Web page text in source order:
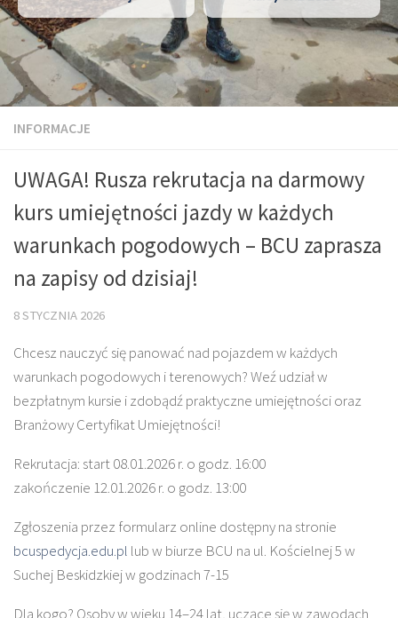
INFORMACJE
UWAGA! Rusza rekrutacja na darmowy
kurs umiejętności jazdy w każdych
warunkach pogodowych – BCU zaprasza
na zapisy od dzisiaj!
8 STYCZNIA 2026
Chcesz nauczyć się panować nad pojazdem w każdych
warunkach pogodowych i terenowych? Weź udział w
bezpłatnym kursie i zdobądź praktyczne umiejętności oraz
Branżowy Certyfikat Umiejętności!
Rekrutacja: start 08.01.2026 r. o godz. 16:00
zakończenie 12.01.2026 r. o godz. 13:00
Zgłoszenia przez formularz online dostępny na stronie
bcuspedycja.edu.pl lub w biurze BCU na ul. Kościelnej 5 w
Suchej Beskidzkiej w godzinach 7-15
Dla kogo? Osoby w wieku 14–24 lat, uczące się w zawodach